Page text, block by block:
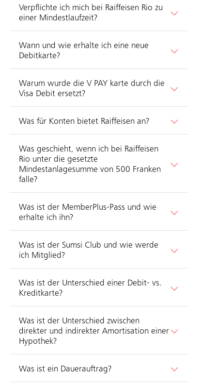
Verpflichte ich mich bei Raiffeisen Rio zu
einer Mindestlaufzeit?
Wann und wie erhalte ich eine neue
Debitkarte?
Warum wurde die V PAY karte durch die
Visa Debit ersetzt?
Was für Konten bietet Raiffeisen an?
Was geschieht, wenn ich bei Raiffeisen
Rio unter die gesetzte
Mindestanlagesumme von 500 Franken
falle?
Was ist der MemberPlus-Pass und wie
erhalte ich ihn?
Was ist der Sumsi Club und wie werde
ich Mitglied?
Was ist der Unterschied einer Debit- vs.
Kreditkarte?
Was ist der Unterschied zwischen
direkter und indirekter Amortisation einer
Hypothek?
Was ist ein Dauerauftrag?